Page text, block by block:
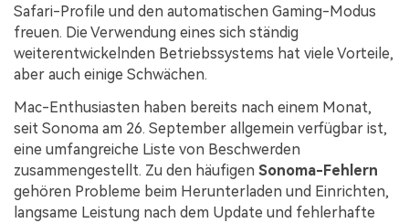
Safari-Profile und den automatischen Gaming-Modus
freuen. Die Verwendung eines sich ständig
weiterentwickelnden Betriebssystems hat viele Vorteile,
aber auch einige Schwächen.
Mac-Enthusiasten haben bereits nach einem Monat,
seit Sonoma am 26. September allgemein verfügbar ist,
eine umfangreiche Liste von Beschwerden
zusammengestellt. Zu den häufigen Sonoma-Fehlern
gehören Probleme beim Herunterladen und Einrichten,
langsame Leistung nach dem Update und fehlerhafte